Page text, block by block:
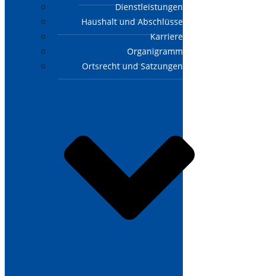
Dienstleistungen
Haushalt und Abschlüsse
Karriere
Organigramm
Ortsrecht und Satzungen